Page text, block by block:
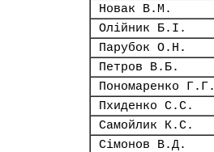
Новак В.М.
Олійник Б.І.
Парубок О.Н.
Петров В.Б.
Пономаренко Г.Г.
Пхиденко С.С.
Самойлик К.С.
Сімонов В.Д.